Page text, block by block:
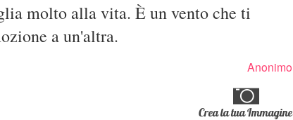
molto alla vita. È un vento che ti
a un'altra.
Anonimo
Crea la tua Immagine